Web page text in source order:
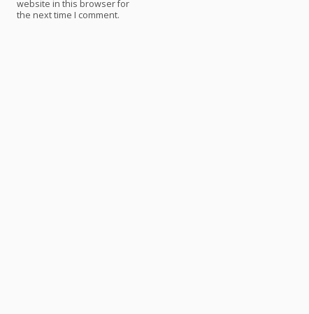
website in this browser for
the next time I comment.